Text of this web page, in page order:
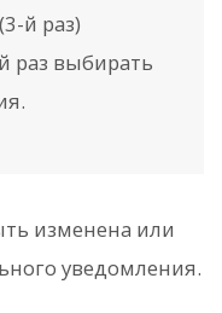
й раз)
раз выбирать
изменена или
уведомления.